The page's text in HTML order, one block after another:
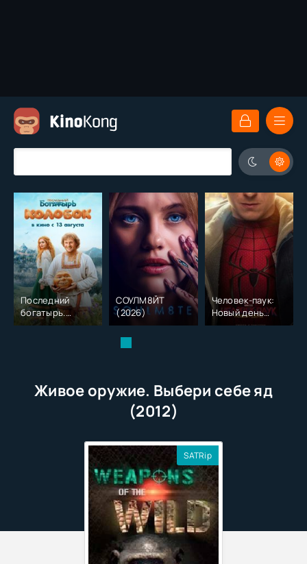
Последний
богатырь.
Колобок (2026)
СОУЛМ8ЙТ
(2026)
Человек-паук:
Новый день
(2026)
Живое оружие. Выбери себе яд
(2012)
SATRip